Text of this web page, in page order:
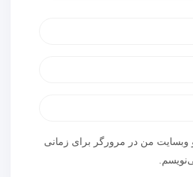
و وبسایت من در مرورگر برای زمانی